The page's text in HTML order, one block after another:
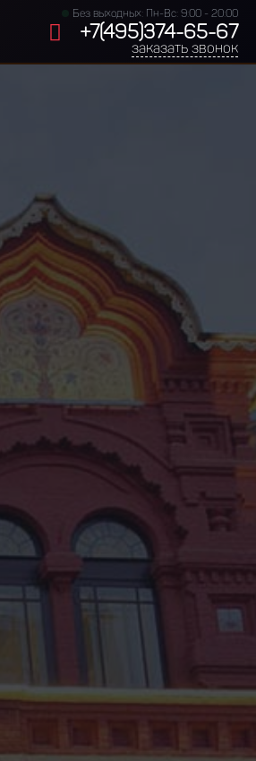
Без выходных: Пн-Вс: 9:00 - 20:00
+7(495)374-65-67
заказать звонок